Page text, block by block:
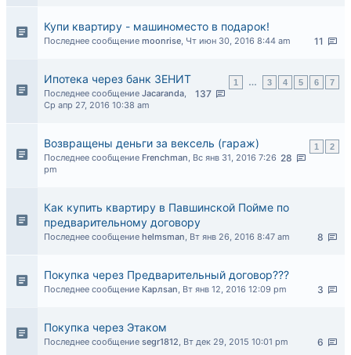
Купи квартиру - машиноместо в подарок!
11
Последнее сообщение moonrise, Чт июн 30, 2016 8:44 am
Ипотека через банк ЗЕНИТ 1 … 3 4 5 6 7
137
Последнее сообщение Jacaranda,
Ср апр 27, 2016 10:38 am
Возвращены деньги за вексель (гараж) 1 2
28
Последнее сообщение Frenchman, Вс янв 31, 2016 7:26
pm
Как купить квартиру в Павшинской Пойме по
предварительному договору
8
Последнее сообщение helmsman, Вт янв 26, 2016 8:47 am
Покупка через Предварительный договор???
3
Последнее сообщение Карлsan, Вт янв 12, 2016 12:09 pm
Покупка через Этаком
6
Последнее сообщение segr1812, Вт дек 29, 2015 10:01 pm